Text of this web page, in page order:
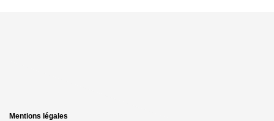
Mentions légales